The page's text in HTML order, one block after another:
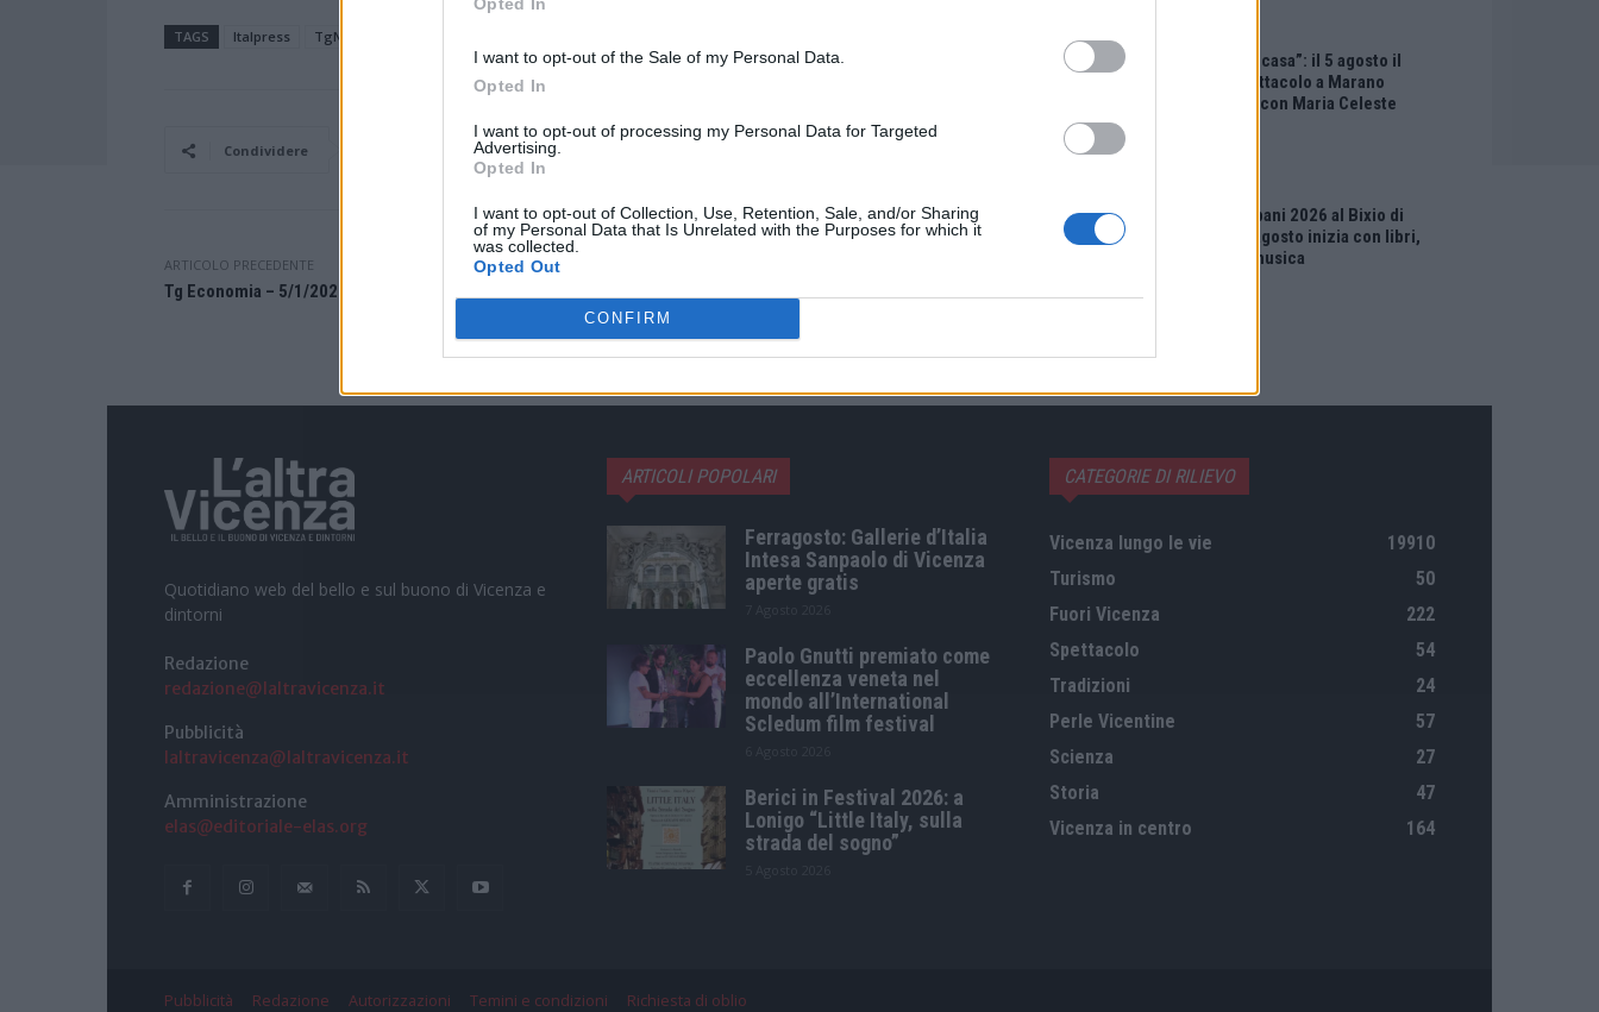
I want to opt-out of the Sale of my Personal Data.
Opted In
I want to opt-out of processing my Personal Data for Targeted
Advertising.
Opted In
I want to opt-out of Collection, Use, Retention, Sale, and/or Sharing
of my Personal Data that Is Unrelated with the Purposes for which it
was collected.
Opted Out
CONFIRM
o
TAGS Italpress TgNewsItalpress
Condividere Facebook
ARTICOLO PRECEDENTE
Tg Economia – 5/1/2026
salma del 16enne Riccardo Minghetti, mercoledì i
“Teatro in casa”: il 5 agosto il
primo spettacolo a Marano
Vicentino con Maria Celeste
Salotti Urbani 2026 al Bixio di
Vicenza: agosto inizia con libri,
poesie e musica
Quotidiano web del bello e sul buono di Vicenza e
dintorni
Redazione
redazione@laltravicenza.it
Pubblicità
laltravicenza@laltravicenza.it
Amministrazione
elas@editoriale-elas.org
ARTICOLI POPOLARI
Ferragosto: Gallerie d’Italia
Intesa Sanpaolo di Vicenza
aperte gratis
Paolo Gnutti premiato come
eccellenza veneta nel
mondo all’International
Scledum film festival
Berici in Festival 2026: a
Lonigo “Little Italy, sulla
strada del sogno”
CATEGORIE DI RILIEVO
Vicenza lungo le vie
19910
Turismo
50
Fuori Vicenza
222
Spettacolo
54
Tradizioni
24
Perle Vicentine
57
Scienza
27
Storia
47
Vicenza in centro
164
Pubblicità Redazione Autorizzazioni Temini e condizioni Richiesta di oblio